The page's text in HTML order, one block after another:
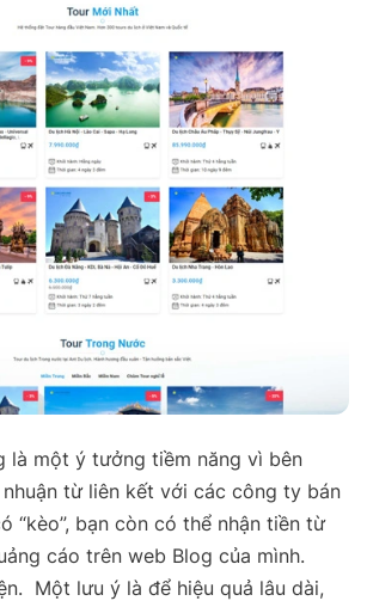
là một ý tưởng tiềm năng vì bên
từ liên kết với các công ty bán
“kèo”, bạn còn có thể nhận tiền từ
cáo trên web Blog của mình.
Một lưu ý là để hiệu quả lâu dài,